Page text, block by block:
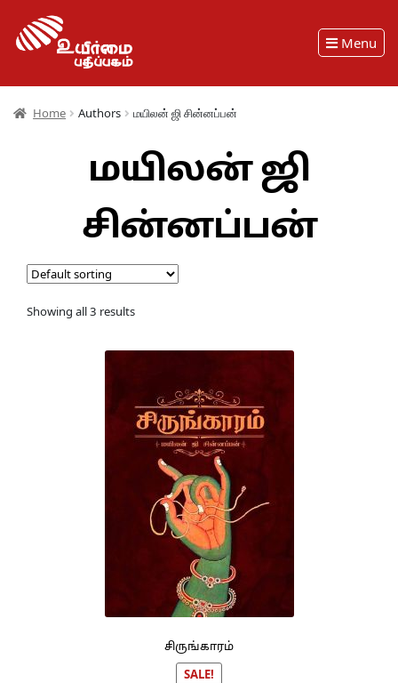
Menu
Home Authors மயிலன் ஜி சின்னப்பன்
மயிலன் ஜி
சின்னப்பன்
Showing all 3 results
சிருங்காரம்
SALE!